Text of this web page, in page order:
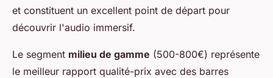
et constituent un excellent point de départ pour
découvrir l'audio immersif.
Le segment milieu de gamme (500-800€) représente
le meilleur rapport qualité-prix avec des barres